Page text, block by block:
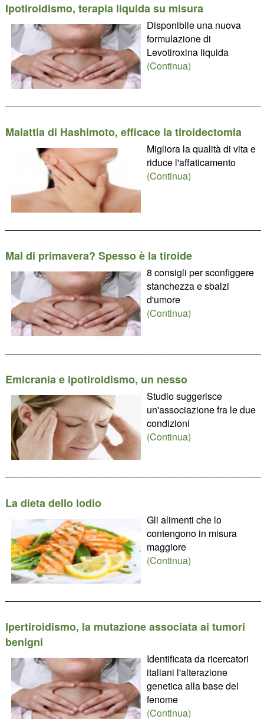
Ipotiroidismo, terapia liquida su misura
Disponibile una nuova
formulazione di
Levotiroxina liquida
(Continua)
Malattia di Hashimoto, efficace la tiroidectomia
Migliora la qualità di vita e
riduce l'affaticamento
(Continua)
Mal di primavera? Spesso è la tiroide
8 consigli per sconfiggere
stanchezza e sbalzi
d'umore
(Continua)
Emicrania e ipotiroidismo, un nesso
Studio suggerisce
un'associazione fra le due
condizioni
(Continua)
La dieta dello iodio
Gli alimenti che lo
contengono in misura
maggiore
(Continua)
Ipertiroidismo, la mutazione associata ai tumori
benigni
Identificata da ricercatori
italiani l'alterazione
genetica alla base del
fenome
(Continua)